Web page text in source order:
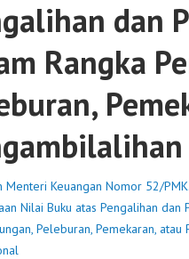
dan
Rangka
Menteri Keuangan Nomor 52/
Nilai Buku atas Pengalihan dan
Peleburan, Pemekaran, atau